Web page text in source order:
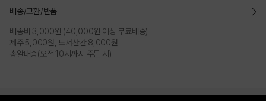
배송/교환/반품
배송비 3,000원 (40,000원 이상 무료배송)
제주 5,000원, 도서산간 8,000원
총알배송(오전 10시까지 주문 시)